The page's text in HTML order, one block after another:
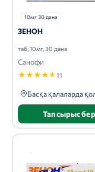
10мг 30 дана
ЗЕНОН
таб, 10мг, 30 дана
Санофи
★★★★★11
Басқа қалаларда
Тапсырыс